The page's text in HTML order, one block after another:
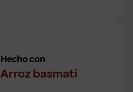
Hecho con
Arroz basmati